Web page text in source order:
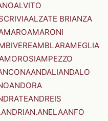
ALVITO
ALZATE BRIANZA
AMARONI
AMBLARAMEGLIA
AMPEZZO
ANDALIANDALO
ANDORA
ANDREIS
ANELAANFO